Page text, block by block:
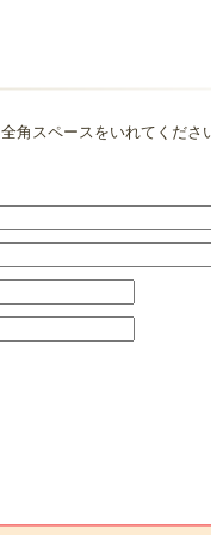
角スペースをいれてくださ